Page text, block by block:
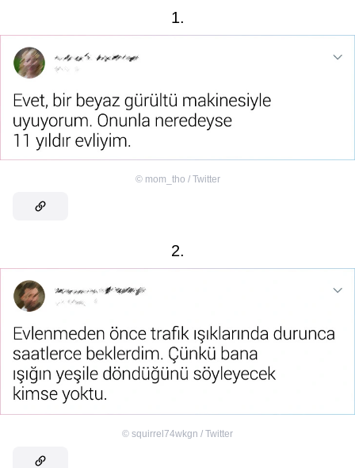
1.
© mom_tho / Twitter
2.
© squirrel74wkgn / Twitter